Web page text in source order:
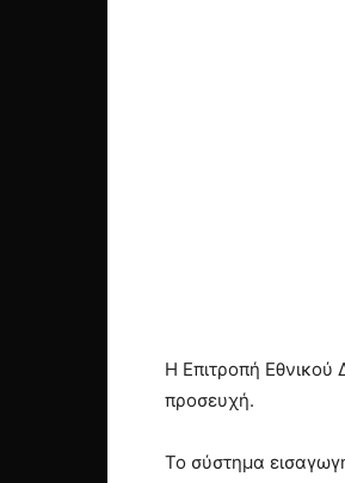
Η Επιτροπή Εθνικού
προσευχή.
Το σύστημα